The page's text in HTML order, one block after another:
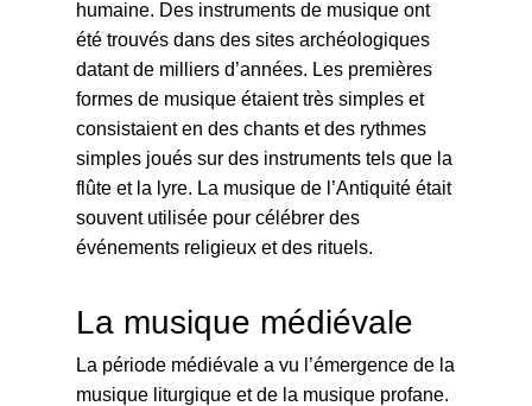
humaine. Des instruments de musique ont
été trouvés dans des sites archéologiques
datant de milliers d’années. Les premières
formes de musique étaient très simples et
consistaient en des chants et des rythmes
simples joués sur des instruments tels que la
flûte et la lyre. La musique de l’Antiquité était
souvent utilisée pour célébrer des
événements religieux et des rituels.
La musique médiévale
La période médiévale a vu l’émergence de la
musique liturgique et de la musique profane.